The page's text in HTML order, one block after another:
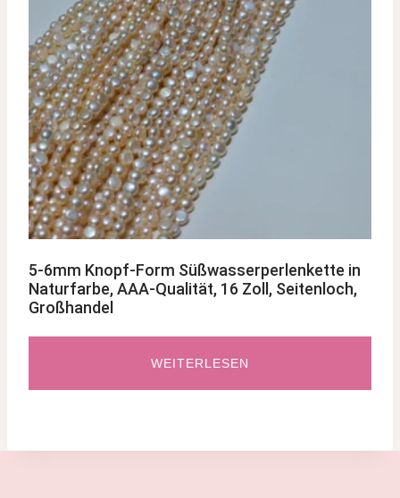
5-6mm Knopf-Form Süßwasserperlenkette in
Naturfarbe, AAA-Qualität, 16 Zoll, Seitenloch,
Großhandel
WEITERLESEN